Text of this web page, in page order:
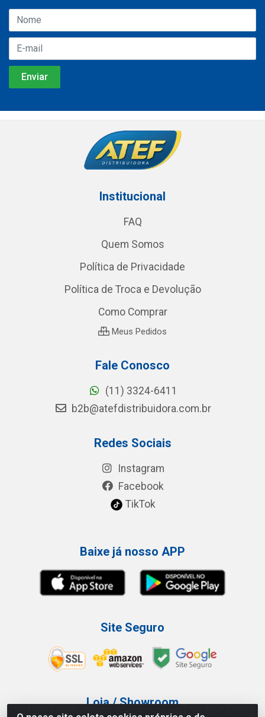
Institucional
FAQ
Quem Somos
Política de Privacidade
Política de Troca e Devolução
Como Comprar
Meus Pedidos
Fale Conosco
(11) 3324-6411
b2b@atefdistribuidora.com.br
Redes Sociais
Instagram
Facebook
TikTok
Baixe já nosso APP
Site Seguro
Loja / Showroom